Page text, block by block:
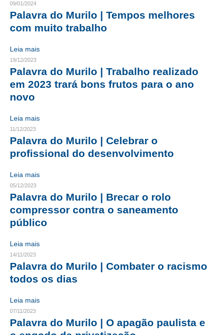
COMPOSIÇÃO
PERSONALIDADES DA TECNOLOGIA
NÚCLEO DA MULHER ENGENHEIRA
TRANSPARÊNCIA
JURÍDICO
CONSULTORIA
ACORDOS, CONVENÇÕES E DISSÍDIOS
CONTRIBUIÇÕES
CONTRIBUIÇÃO ASSISTENCIAL
CONTRIBUIÇÃO ASSOCIATIVA OU ANUIDADE DE SÓCIO
REVISÃO DE APOSENTADORIA
FGTS EXPURGOS
FGTS CORREÇÃO
09/01/2024
Palavra do Murilo | Tempos melhores
com muito trabalho
Leia mais
19/12/2023
Palavra do Murilo | Trabalho realizado
em 2023 trará bons frutos para o ano
novo
Leia mais
11/12/2023
Palavra do Murilo | Celebrar o
profissional do desenvolvimento
Leia mais
05/12/2023
Palavra do Murilo | Brecar o rolo
compressor contra o saneamento
público
Leia mais
14/11/2023
Palavra do Murilo | Combater o racismo
todos os dias
Leia mais
07/11/2023
Palavra do Murilo | O apagão paulista e